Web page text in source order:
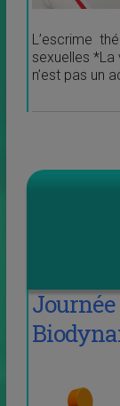
L’escrime
sexuelles *La
n’est pas un